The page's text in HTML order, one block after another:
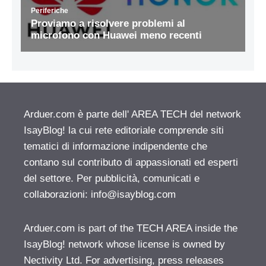
Arduer.com è parte dell' AREA TECH del network
IsayBlog! la cui rete editoriale comprende siti
tematici di informazione indipendente che
contano sul contributo di appassionati ed esperti
del settore. Per pubblicità, comunicati e
collaborazioni: info@isayblog.com
Arduer.com is part of the TECH AREA inside the
IsayBlog! network whose license is owned by
Nectivity Ltd. For advertising, press releases